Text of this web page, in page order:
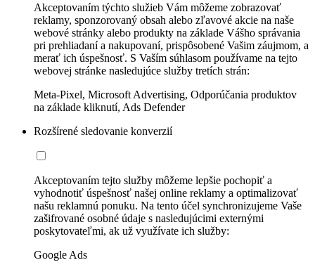
Akceptovaním týchto služieb Vám môžeme zobrazovať
reklamy, sponzorovaný obsah alebo zľavové akcie na naše
webové stránky alebo produkty na základe Vášho správania
pri prehliadaní a nakupovaní, prispôsobené Vašim záujmom, a
merať ich úspešnosť. S Vaším súhlasom používame na tejto
webovej stránke nasledujúce služby tretích strán:
Meta-Pixel, Microsoft Advertising, Odporúčania produktov
na základe kliknutí, Ads Defender
Rozšírené sledovanie konverzií
Akceptovaním tejto služby môžeme lepšie pochopiť a
vyhodnotiť úspešnosť našej online reklamy a optimalizovať
našu reklamnú ponuku. Na tento účel synchronizujeme Vaše
zašifrované osobné údaje s nasledujúcimi externými
poskytovateľmi, ak už využívate ich služby:
Google Ads